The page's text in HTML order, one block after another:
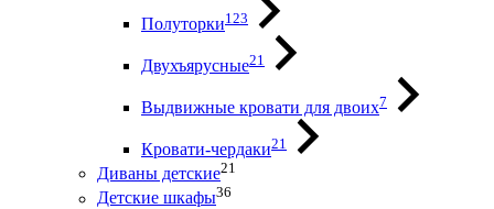
Полуторки123
Двухъярусные21
Выдвижные кровати для двоих7
Кровати-чердаки21
Диваны детские21
Детские шкафы36